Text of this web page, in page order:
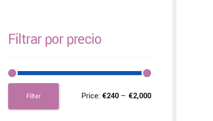
Filtrar por precio
Filter Price: €240 — €2,000